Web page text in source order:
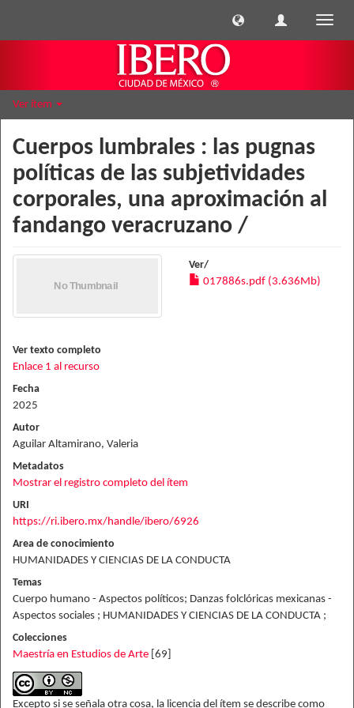
Ver ítem
Cuerpos lumbrales : las pugnas
políticas de las subjetividades
corporales, una aproximación al
fandango veracruzano /
Ver/
017886s.pdf (3.636Mb)
Ver texto completo
Enlace 1 al recurso
Fecha
2025
Autor
Aguilar Altamirano, Valeria
Metadatos
Mostrar el registro completo del ítem
URI
https://ri.ibero.mx/handle/ibero/6926
Area de conocimiento
HUMANIDADES Y CIENCIAS DE LA CONDUCTA
Temas
Cuerpo humano - Aspectos políticos; Danzas folclóricas mexicanas -
Aspectos sociales ; HUMANIDADES Y CIENCIAS DE LA CONDUCTA ;
Colecciones
Maestría en Estudios de Arte [69]
Excepto si se señala otra cosa, la licencia del ítem se describe como